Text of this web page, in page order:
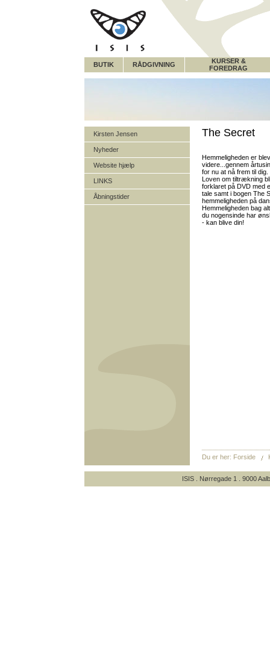
BUTIK RÅDGIVNING
KURSER &
FOREDRAG
Kirsten Jensen
Nyheder
Website hjælp
LINKS
Åbningstider
The Secret
Hemmeligheden er
videre...gennem
for nu at nå frem til dig.
Loven om tiltrækning
forklaret på DVD med
tale samt i bogen The
hemmeligheden på
Hemmeligheden bag
du nogensinde har
- kan blive din!
Du er her: Forside
ISIS . Nørregade 1 . 9000